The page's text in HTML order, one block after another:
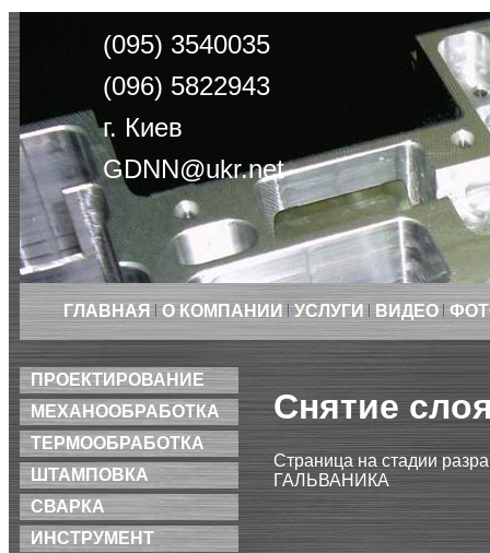
(095) 3540035
(096) 5822943
г. Киев
GDNN@ukr.net
ГЛАВНАЯ О КОМПАНИИ УСЛУГИ ВИДЕО
ПРОЕКТИРОВАНИЕ
МЕХАНООБРАБОТКА
ТЕРМООБРАБОТКА
ШТАМПОВКА
СВАРКА
ИНСТРУМЕНТ
Снятие
Страница на стадии
ГАЛЬВАНИКА